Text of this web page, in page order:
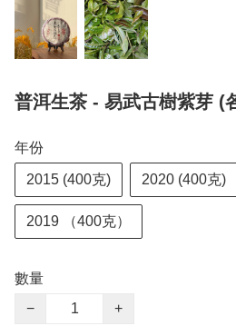
普洱生茶 - 易武古樹紫芽 (
年份
2015 (400克) 2020 (400克)
2019 （400克）
數量
−
+